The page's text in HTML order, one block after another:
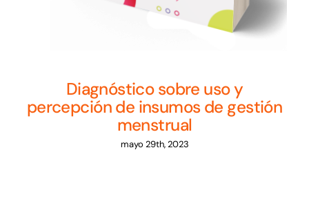
Diagnóstico sobre uso y
percepción de insumos de gestión
menstrual
mayo 29th, 2023